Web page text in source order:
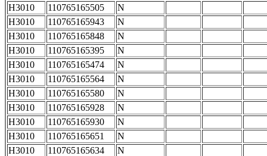
H3010
110765165505
N
H3010
110765165943
N
H3010
110765165848
N
H3010
110765165395
N
H3010
110765165474
N
H3010
110765165564
N
H3010
110765165580
N
H3010
110765165928
N
H3010
110765165930
N
H3010
110765165651
N
H3010
110765165634
N